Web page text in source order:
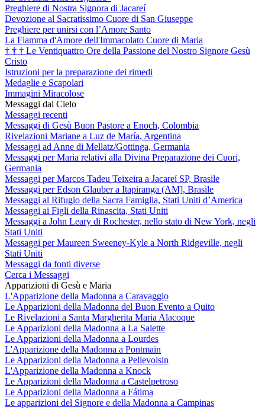
Preghiere di Nostra Signora di Jacareí
Devozione al Sacratissimo Cuore di San Giuseppe
Preghiere per unirsi con l’Amore Santo
La Fiamma d'Amore dell'Immacolato Cuore di Maria
† † † Le Ventiquattro Ore della Passione del Nostro Signore Gesù
Cristo
Istruzioni per la preparazione dei rimedi
Medaglie e Scapolari
Immagini Miracolose
Messaggi dal Cielo
Messaggi recenti
Messaggi di Gesù Buon Pastore a Enoch, Colombia
Rivelazioni Mariane a Luz de María, Argentina
Messaggi ad Anne di Mellatz/Gottinga, Germania
Messaggi per Maria relativi alla Divina Preparazione dei Cuori,
Germania
Messaggi per Marcos Tadeu Teixeira a Jacareí SP, Brasile
Messaggi per Edson Glauber a Itapiranga (AM], Brasile
Messaggi al Rifugio della Sacra Famiglia, Stati Uniti d’America
Messaggi ai Figli della Rinascita, Stati Uniti
Messaggi a John Leary di Rochester, nello stato di New York, negli
Stati Uniti
Messaggi per Maureen Sweeney-Kyle a North Ridgeville, negli
Stati Uniti
Messaggi da fonti diverse
Cerca i Messaggi
Apparizioni di Gesù e Maria
L'Apparizione della Madonna a Caravaggio
Le Apparizioni della Madonna del Buon Evento a Quito
Le Rivelazioni a Santa Margherita Maria Alacoque
Le Apparizioni della Madonna a La Salette
Le Apparizioni della Madonna a Lourdes
L'Apparizione della Madonna a Pontmain
Le Apparizioni della Madonna a Pellevoisin
L'Apparizione della Madonna a Knock
Le Apparizioni della Madonna a Castelpetroso
Le Apparizioni della Madonna a Fátima
Le apparizioni del Signore e della Madonna a Campinas